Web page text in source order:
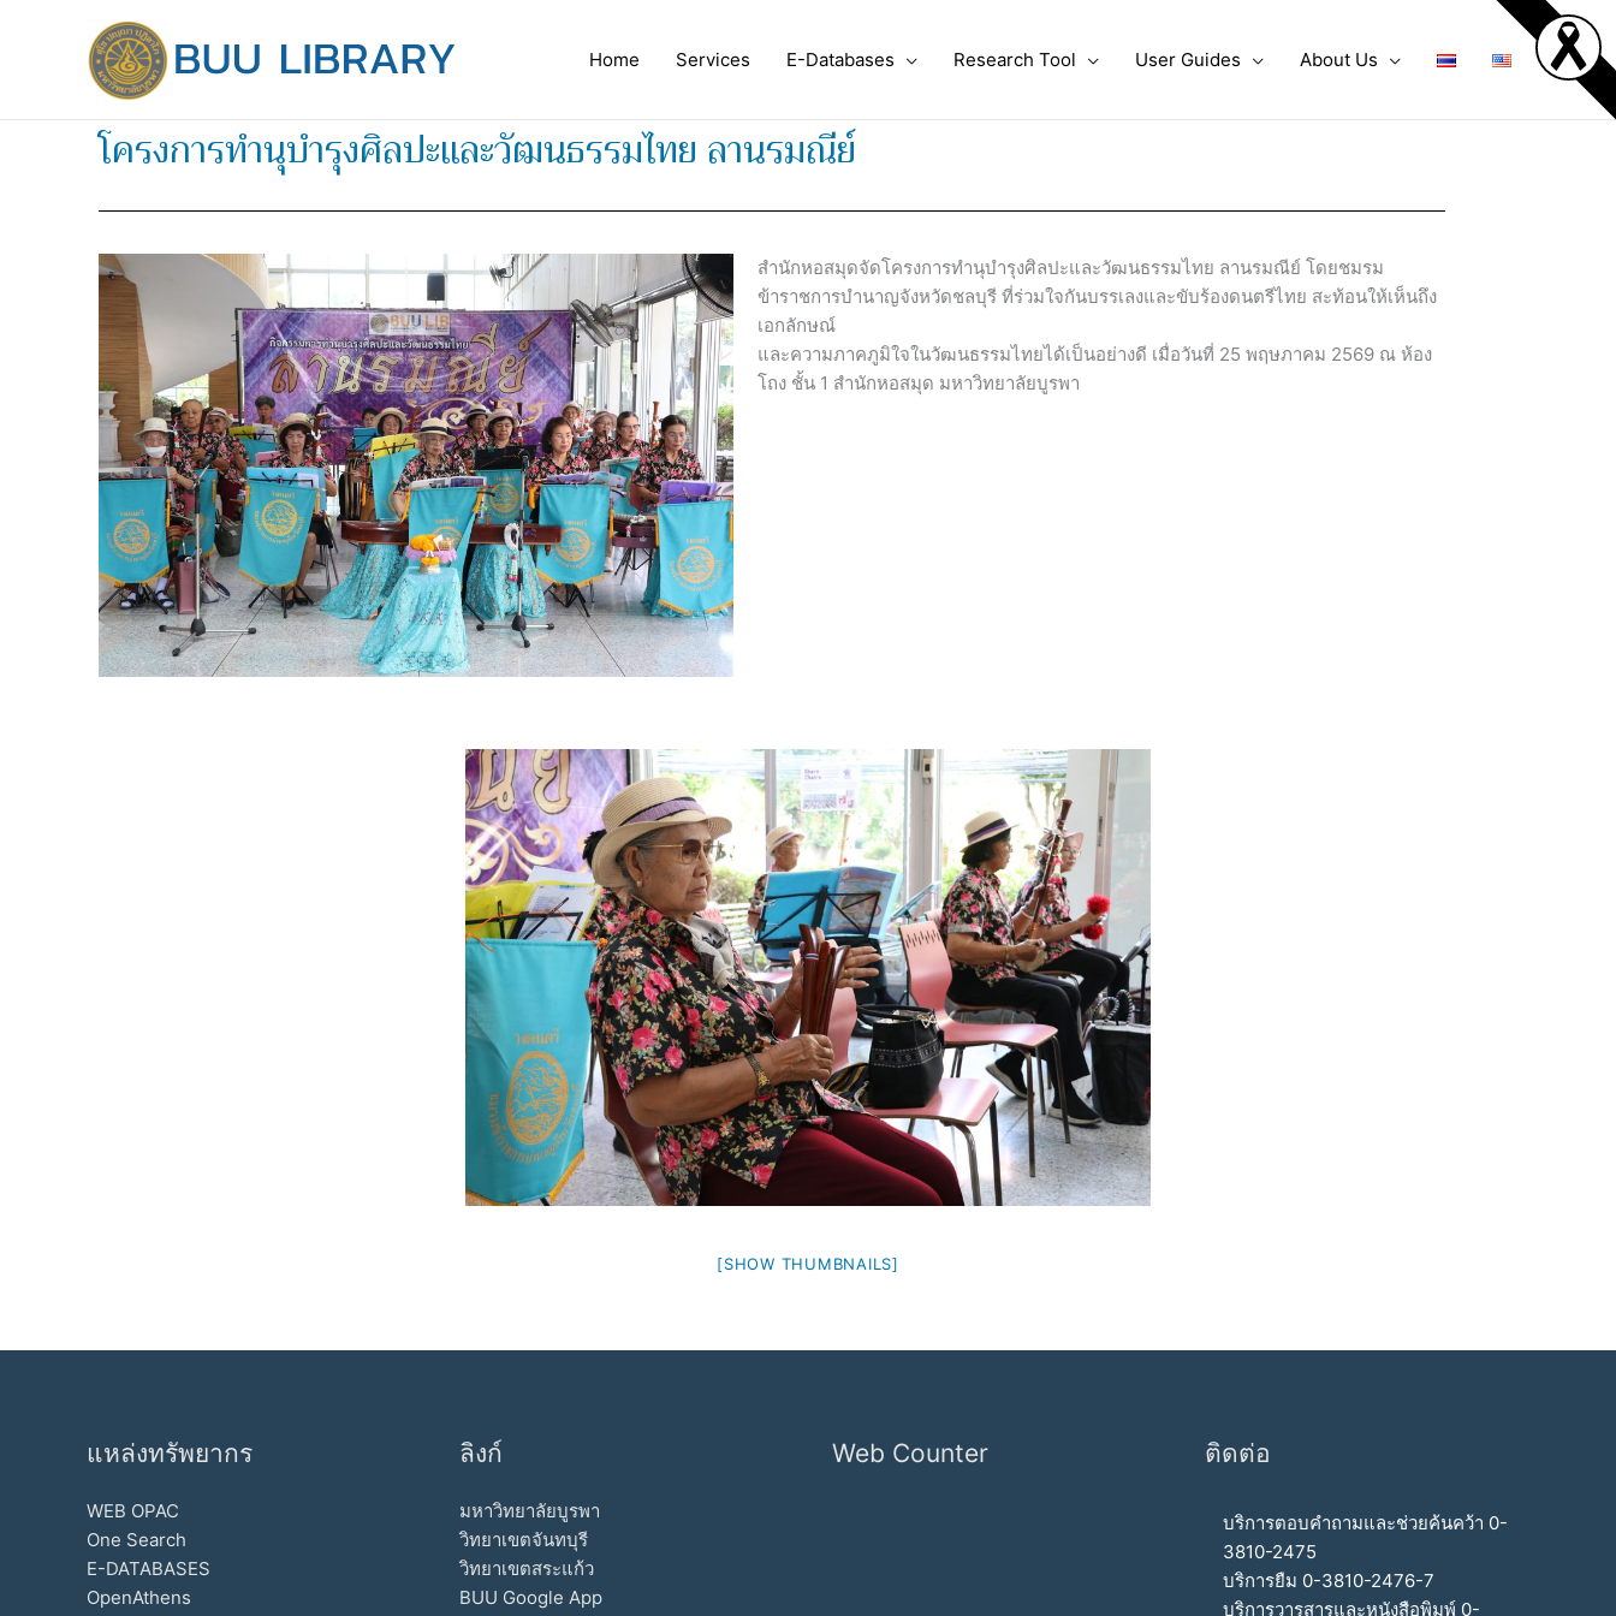
Home Services E-Databases Research Tool User Guides About Us
โครงการทำนุบำรุงศิลปะและวัฒนธรรมไทย ลานรมณีย์
สำนักหอสมุดจัดโครงการทำนุบำรุงศิลปะและวัฒนธรรมไทย ลานรมณีย์ โดยชมรม
ข้าราชการบำนาญจังหวัดชลบุรี ที่ร่วมใจกันบรรเลงและขับร้องดนตรีไทย สะท้อนให้เห็นถึง
เอกลักษณ์
และความภาคภูมิใจในวัฒนธรรมไทยได้เป็นอย่างดี เมื่อวันที่ 25 พฤษภาคม 2569 ณ ห้อง
โถง ชั้น 1 สำนักหอสมุด มหาวิทยาลัยบูรพา
[SHOW THUMBNAILS]
แหล่งทรัพยากร
WEB OPAC
One Search
E-DATABASES
OpenAthens
ลิงก์
มหาวิทยาลัยบูรพา
วิทยาเขตจันทบุรี
วิทยาเขตสระแก้ว
BUU Google App
Web Counter ติดต่อ
บริการตอบคำถามและช่วยค้นคว้า 0-
3810-2475
บริการยืม 0-3810-2476-7
บริการวารสารและหนังสือพิมพ์ 0-